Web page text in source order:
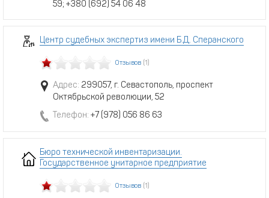
59; +380 (692) 54 06 48
Центр судебных экспертиз имени Б.Д. Сперанского
Отзывов (1)
Адрес: 299057, г. Севастополь, проспект
Октябрьской революции, 52
Телефон: +7 (978) 056 86 63
Бюро технической инвентаризации.
Государственное унитарное предприятие
Отзывов (1)